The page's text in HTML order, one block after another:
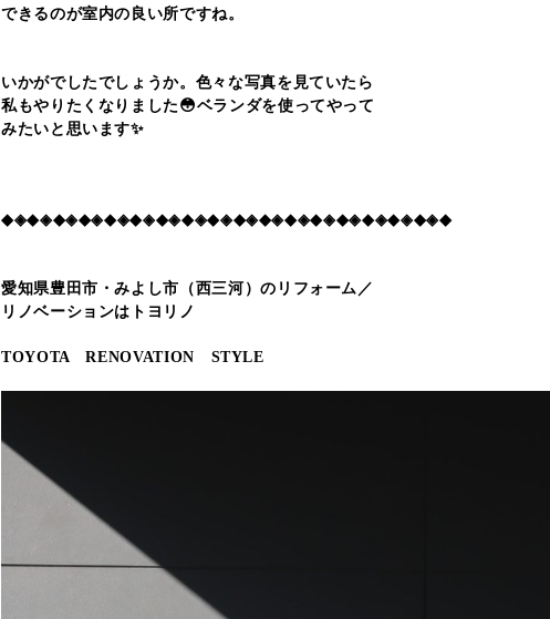
できるのが室内の良い所ですね。
いかがでしたでしょうか。色々な写真を見ていたら
私もやりたくなりました😳ベランダを使ってやって
みたいと思います✨
◆◈◆◈◆◈◆◈◆◈◆◈◆◈◆◈◆◈◆◈◆◈◆◈◆◈◆◈◆◈◆◈◆◈◆
愛知県豊田市・みよし市（西三河）のリフォーム／
リノベーションはトヨリノ
TOYOTA RENOVATION STYLE